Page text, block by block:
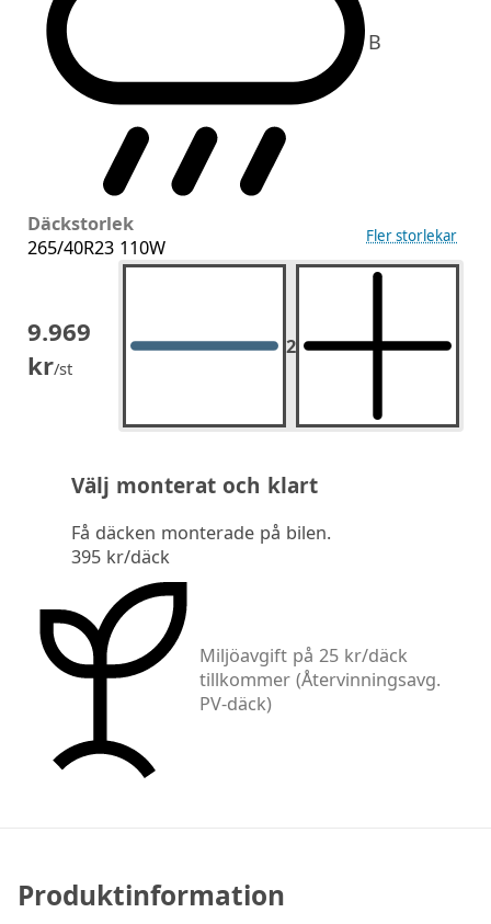
B
Däckstorlek
265/40R23 110W
Fler storlekar
9.969
kr/st
2 2st.
Välj monterat och klart
Få däcken monterade på bilen.
395 kr/däck
Miljöavgift på 25 kr/däck
tillkommer (Återvinningsavg.
PV-däck)
Produktinformation